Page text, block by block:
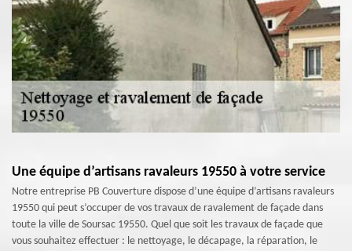
Une équipe d’artisans ravaleurs 19550 à votre service
Notre entreprise PB Couverture dispose d’une équipe d’artisans ravaleurs
19550 qui peut s’occuper de vos travaux de ravalement de façade dans
toute la ville de Soursac 19550. Quel que soit les travaux de façade que
vous souhaitez effectuer : le nettoyage, le décapage, la réparation, le